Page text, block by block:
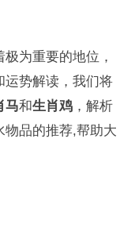
为重要的地位，
运势解读，我们将
马和生肖鸡，解析
物品的推荐,帮助大